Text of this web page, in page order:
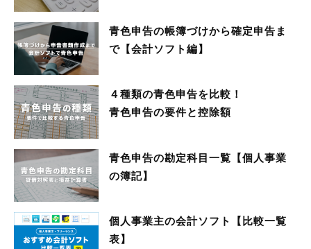
青色申告の帳簿づけから確定申告ま
で【会計ソフト編】
４種類の青色申告を比較！
青色申告の要件と控除額
青色申告の勘定科目一覧【個人事業
の簿記】
個人事業主の会計ソフト【比較一覧
表】